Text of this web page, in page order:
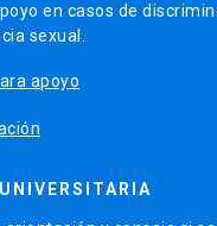
en casos de
sexual.
apoyo